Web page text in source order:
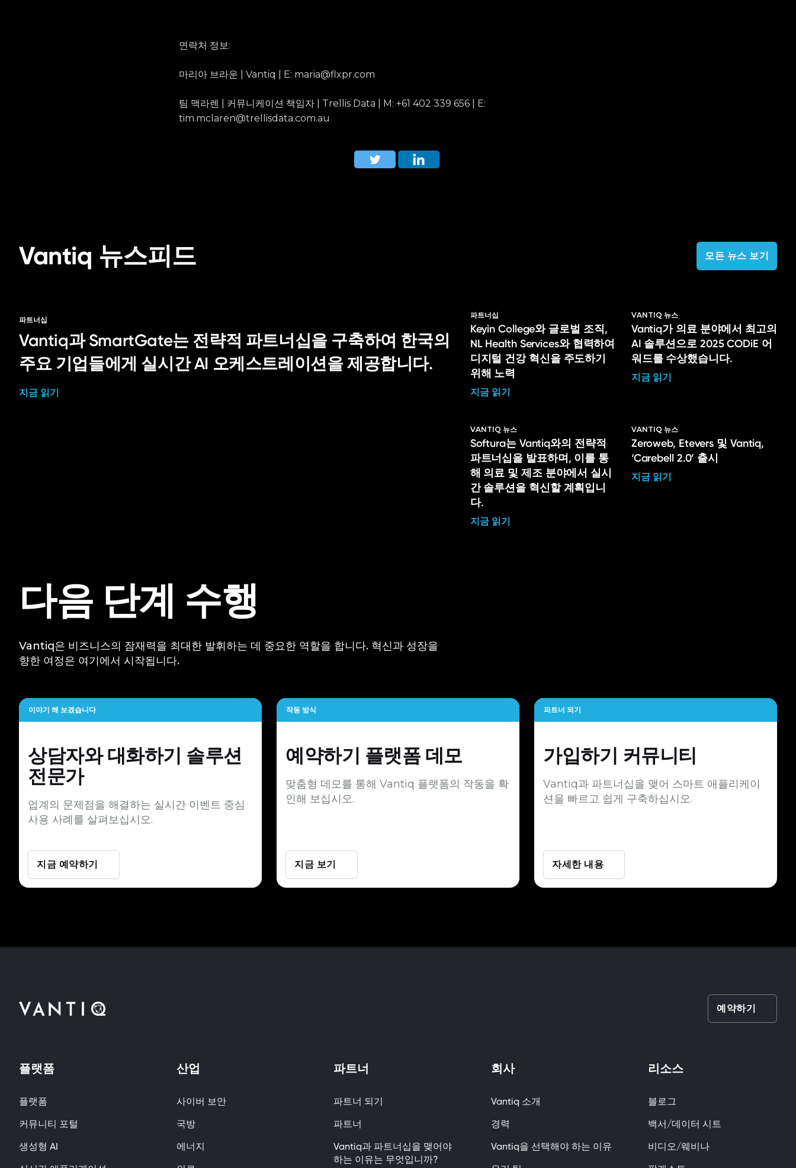
연락처 정보:
마리아 브라운 | Vantiq | E: maria@flxpr.com
팀 맥라렌 | 커뮤니케이션 책임자 | Trellis Data | M: +61 402 339 656 | E:
tim.mclaren@trellisdata.com.au
Vantiq 뉴스피드 모든 뉴스 보기
파트너십
Vantiq과 SmartGate는 전략적 파트너십을 구축하여 한국의
주요 기업들에게 실시간 AI 오케스트레이션을 제공합니다.
지금 읽기
파트너십
Keyin College와 글로벌 조직,
NL Health Services와 협력하여
디지털 건강 혁신을 주도하기
위해 노력
지금 읽기
VANTIQ 뉴스
Vantiq가 의료 분야에서 최고의
AI 솔루션으로 2025 CODiE 어
워드를 수상했습니다.
지금 읽기
VANTIQ 뉴스
Softura는 Vantiq와의 전략적
파트너십을 발표하며, 이를 통
해 의료 및 제조 분야에서 실시
간 솔루션을 혁신할 계획입니
다.
지금 읽기
VANTIQ 뉴스
Zeroweb, Etevers 및 Vantiq,
‘Carebell 2.0’ 출시
지금 읽기
다음 단계 수행
Vantiq은 비즈니스의 잠재력을 최대한 발휘하는 데 중요한 역할을 합니다. 혁신과 성장을
향한 여정은 여기에서 시작됩니다.
이야기 해 보겠습니다
상담자와 대화하기 솔루션
전문가
업계의 문제점을 해결하는 실시간 이벤트 중심
사용 사례를 살펴보십시오.
지금 예약하기
작동 방식
예약하기 플랫폼 데모
맞춤형 데모를 통해 Vantiq 플랫폼의 작동을 확
인해 보십시오.
지금 보기
파트너 되기
가입하기 커뮤니티
Vantiq과 파트너십을 맺어 스마트 애플리케이
션을 빠르고 쉽게 구축하십시오.
자세한 내용
예약하기
플랫폼
플랫폼
커뮤니티 포털
생성형 AI
산업
사이버 보안
국방
에너지
파트너
파트너 되기
파트너
Vantiq과 파트너십을 맺어야
하는 이유는 무엇입니까?
회사
Vantiq 소개
경력
Vantiq을 선택해야 하는 이유
리소스
블로그
백서/데이터 시트
비디오/웨비나